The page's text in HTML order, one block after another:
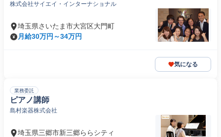
株式会社サイエイ・インターナショナル
埼玉県さいたま市大宮区大門町
月給30万円～34万円
気になる
業務委託
ピアノ講師
島村楽器株式会社
埼玉県三郷市新三郷ららシティ